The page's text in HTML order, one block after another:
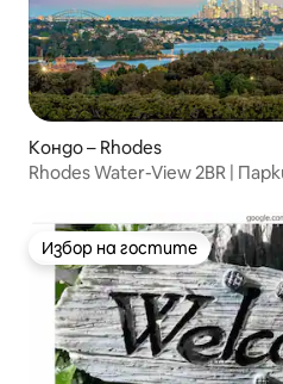
Кондо – Rhodes
Rhodes Water-View 2BR |
Избор на гостите
Избор на гостите